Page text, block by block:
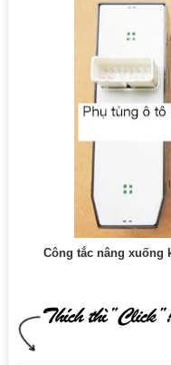
Công tắc nâng xuống